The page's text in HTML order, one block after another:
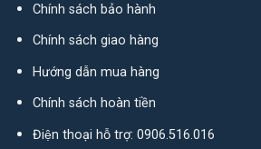
Chính sách bảo hành
Chính sách giao hàng
Hướng dẫn mua hàng
Chính sách hoàn tiền
Điện thoại hỗ trợ: 0906.516.016